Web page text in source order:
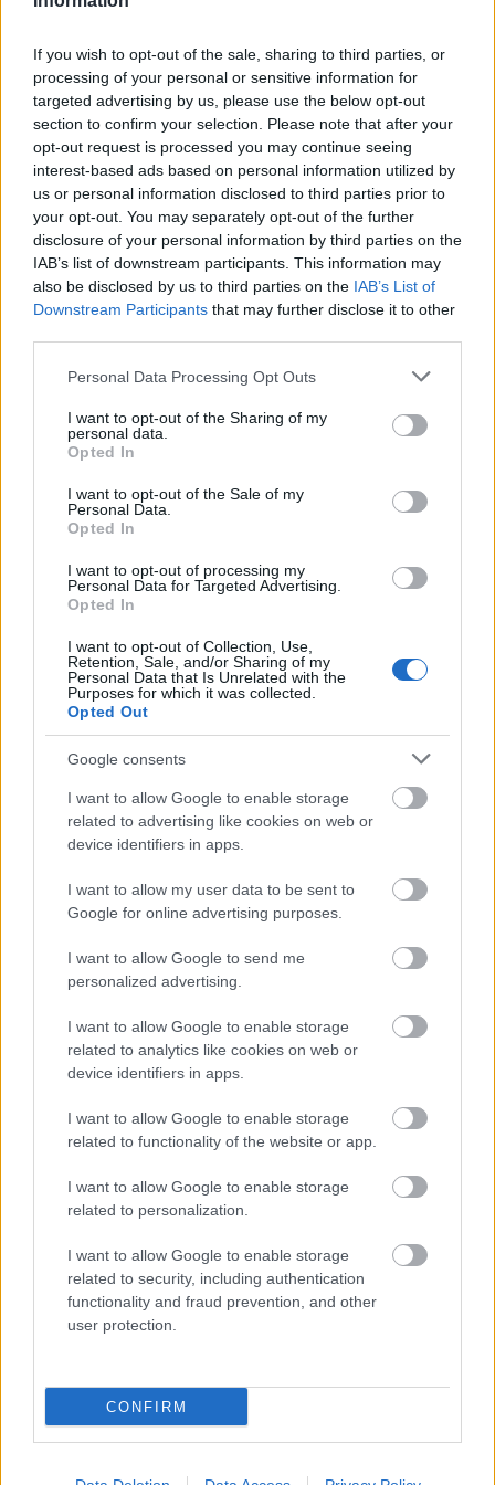
If you wish to opt-out of the sale, sharing to third parties, or
processing of your personal or sensitive information for
targeted advertising by us, please use the below opt-out
section to confirm your selection. Please note that after your
opt-out request is processed you may continue seeing
interest-based ads based on personal information utilized by
us or personal information disclosed to third parties prior to
your opt-out. You may separately opt-out of the further
disclosure of your personal information by third parties on the
IAB’s list of downstream participants. This information may
also be disclosed by us to third parties on the IAB’s List of
Downstream Participants that may further disclose it to other
Please note that this website/app uses one or more Google
not limited to your visit or usage behaviour. You may click to
grant or deny consent to Google and its third-party tags to
use your data for below specified purposes in below Google
consent section.
Personal Data Processing Opt Outs
I want to opt-out of the Sharing of my
personal data.
Opted In
I want to opt-out of the Sale of my
Personal Data.
Opted In
I want to opt-out of processing my
Personal Data for Targeted Advertising.
Opted In
I want to opt-out of Collection, Use,
Retention, Sale, and/or Sharing of my
Personal Data that Is Unrelated with the
Purposes for which it was collected.
Opted Out
Google consents
I want to allow Google to enable storage
related to advertising like cookies on web or
device identifiers in apps.
I want to allow my user data to be sent to
Google for online advertising purposes.
I want to allow Google to send me
personalized advertising.
I want to allow Google to enable storage
related to analytics like cookies on web or
device identifiers in apps.
I want to allow Google to enable storage
related to functionality of the website or app.
I want to allow Google to enable storage
related to personalization.
I want to allow Google to enable storage
related to security, including authentication
functionality and fraud prevention, and other
user protection.
CONFIRM
αρεσκείας τους, μεταξύ 7 διαφορετικών
χρωμάτων (Ford Performance Blue, Orange Fury,
Frozen White, Magnetic Grey, Race Red, Ruby
Red και Shadow Black).
Ακολουθήστε την σελίδα του gMotion στοFacebook!
ΔΙΑΒΑΣΕ ΑΚΟΜΗ:
1.980 χιλιόμετρα με 55 λίτρα βενζίνης και ρεκόρ
Guinness
F1: Ο κίνδυνος να σπάσει το δεκαετές σερί του Μαξ
Φερστάπεν
Η αυτοκινητοβιομηχανία σε πίεση: Σεισμοί, δασμοί και
RELATED NEWS
Η Jeep αποκάλυψε το plug-in υβριδικό
Wrangler 4xe (pics & vid)
ΠΑΡΟΥΣΙΑΣΕΙΣ 25/05/2021 - 14:29
H Cupra αποκάλυψε το ηλεκτρικό Born (pics &
ΠΑΡΟΥΣΙΑΣΕΙΣ 21/05/2021 - 19:59
Παρουσιάστηκε στην Ελλάδα το νέο Nissan